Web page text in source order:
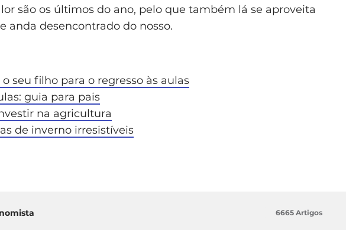
são os últimos do ano, pelo que também lá se aproveita
anda desencontrado do nosso.
seu filho para o regresso às aulas
guia para pais
na agricultura
de inverno irresistíveis
6665 Artigos